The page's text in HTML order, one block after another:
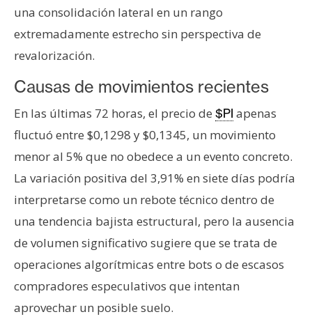
o
n
a
c
t
y
P
u
b
i
c
i
d
una consolidación lateral en un rango
extremadamente estrecho sin perspectiva de
revalorización.
Causas de movimientos recientes
En las últimas 72 horas, el precio de $PI apenas
fluctuó entre $0,1298 y $0,1345, un movimiento
menor al 5% que no obedece a un evento concreto.
La variación positiva del 3,91% en siete días podría
interpretarse como un rebote técnico dentro de
una tendencia bajista estructural, pero la ausencia
de volumen significativo sugiere que se trata de
operaciones algorítmicas entre bots o de escasos
compradores especulativos que intentan
aprovechar un posible suelo.